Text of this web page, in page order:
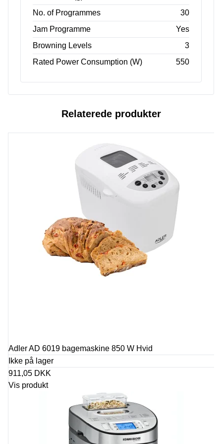
No. of Programmes
30
Jam Programme
Yes
Browning Levels
3
Rated Power Consumption (W)
550
Relaterede produkter
Adler AD 6019 bagemaskine 850 W Hvid
Ikke på lager
911,05 DKK
Vis produkt